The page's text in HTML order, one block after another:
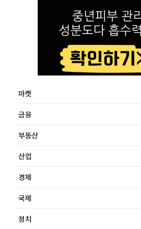
마켓
금융
부동산
산업
경제
국제
정치